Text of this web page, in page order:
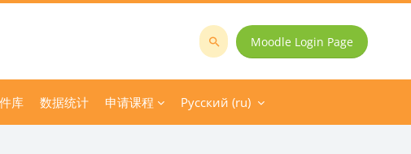
Поиск
Moodle Login Page
库 数据统计 申请课程 Русский ‎(ru)‎